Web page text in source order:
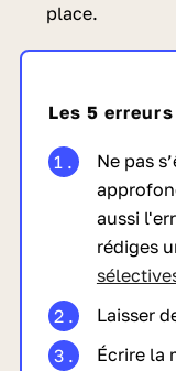
place.
Les 5
Ne pas
aussi
rédiges
Laisser
Écrire la